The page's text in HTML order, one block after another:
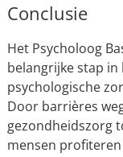
Conclusie
Het Psycholoog
belangrijke stap
psychologische
Door barrières
gezondheidszorg
mensen